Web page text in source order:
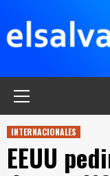
contenido
INTERNACIONALES
EEUU